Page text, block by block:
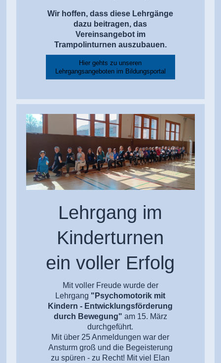
Wir hoffen, dass diese Lehrgänge
dazu beitragen, das
Vereinsangebot im
Trampolinturnen auszubauen.
Hier gehts zu unseren
Lehrgangsangeboten im Bildungsportal
Lehrgang im
Kinderturnen
ein voller Erfolg
Mit voller Freude wurde der
Lehrgang "Psychomotorik mit
Kindern - Entwicklungsförderung
durch Bewegung" am 15. März
durchgeführt.
Mit über 25 Anmeldungen war der
Ansturm groß und die Begeisterung
zu spüren - zu Recht! Mit viel Elan